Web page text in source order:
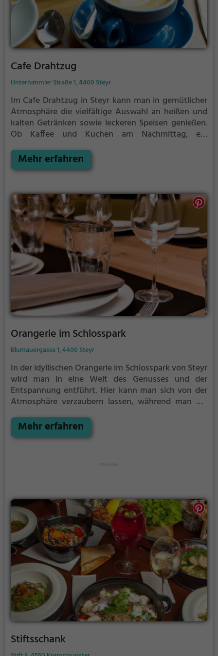
Cafe Drahtzug
Unterhimmler Straße 1, 4400 Steyr
Im Cafe Drahtzug in Steyr kann man in gemütlicher
Atmosphäre die vielfältige Auswahl an heißen und
kalten Getränken sowie leckeren Speisen genießen.
Ob Kaffee und Kuchen am Nachmittag, ein
ausgedehnter Brunch am Wochenende - hier wird
man kulinarisch verwöhnt. Auch Liebhaber von
und vegetarische Gerichte runden das Angebot ab.
Tauche ein in die entspannte Stimmung und lass
dich von der Vielfalt des Cafe Drahtzug verzaubern.
Mehr erfahren
Orangerie im Schlosspark
Blumauergasse 1, 4400 Steyr
In der idyllischen Orangerie im Schlosspark von Steyr
wird man in eine Welt des Genusses und der
Entspannung entführt. Hier kann man sich von der
Atmosphäre verzaubern lassen, während man die
Speisen, veganen und vegetarischen Gerichten
genießt. Auch für Cocktail-Liebhaber ist gesorgt,
Mehr erfahren
Stiftsschank